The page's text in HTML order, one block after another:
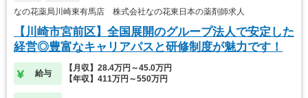
なの花薬局川崎東有馬店 株式会社なの花東日本の薬剤師求人
【川崎市宮前区】全国展開のグループ法人で安定した
経営◎豊富なキャリアパスと研修制度が魅力です！
給与
【月収】28.4万円～45.0万円
【年収】411万円～550万円